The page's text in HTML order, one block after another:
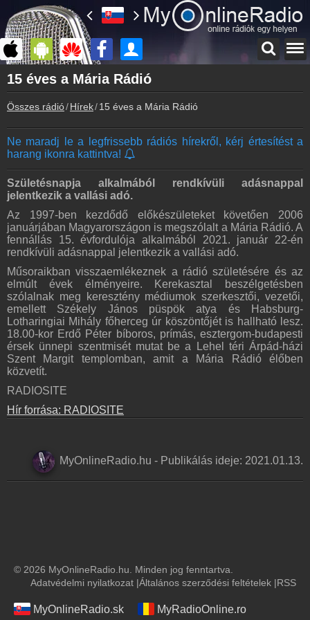
Főoldal
myonlineradio.hu
Bejelentkezés
Kapcsolat
Írj nekünk!
Partnerek
Rádiós partnerek
Rádió beágyazás
Ágyazd be weboldaladba
Online rádió készítés
Készítés lépésről lépésre
15 éves a Mária Rádió
Összes rádió Hírek 15 éves a Mária Rádió
Ne maradj le a legfrissebb rádiós hírekről, kérj értesítést a
harang ikonra kattintva!
Születésnapja alkalmából rendkívüli adásnappal
jelentkezik a vallási adó.
Az 1997-ben kezdődő előkészületeket követően 2006
januárjában Magyarországon is megszólalt a Mária Rádió. A
fennállás 15. évfordulója alkalmából 2021. január 22-én
rendkívüli adásnappal jelentkezik a vallási adó.
Műsoraikban visszaemlékeznek a rádió születésére és az
elmúlt évek élményeire. Kerekasztal beszélgetésben
szólalnak meg keresztény médiumok szerkesztői, vezetői,
emellett Székely János püspök atya és Habsburg-
Lotharingiai Mihály főherceg úr köszöntőjét is hallható lesz.
18.00-kor Erdő Péter bíboros, prímás, esztergom-budapesti
érsek ünnepi szentmisét mutat be a Lehel téri Árpád-házi
Szent Margit templomban, amit a Mária Rádió élőben
közvetít.
RADIOSITE
Hír forrása: RADIOSITE
MyOnlineRadio.hu - Publikálás ideje: 2021.01.13.
© 2026 MyOnlineRadio.hu. Minden jog fenntartva.
Adatvédelmi nyilatkozat |Általános szerződési feltételek |RSS
MyOnlineRadio.sk MyRadioOnline.ro